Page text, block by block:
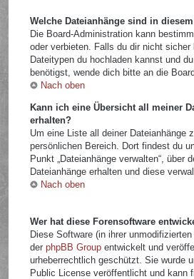
Welche Dateianhänge sind in
Die Board-Administration kann
oder verbieten. Falls du dir nicht sicher
Dateitypen du hochladen kannst und
benötigst, wende dich bitte an die
Nach oben
Kann ich eine Übersicht all meiner
erhalten?
Um eine Liste all deiner Dateianhänge
persönlichen Bereich. Dort findest du
Punkt „Dateianhänge verwalten“, über
Dateianhänge erhalten und diese
Nach oben
Wer hat diese Forensoftware
Diese Software (in ihrer
derphpBB Group entwickelt und
urheberrechtlich geschützt. Sie wurde
Public License veröffentlicht und kann